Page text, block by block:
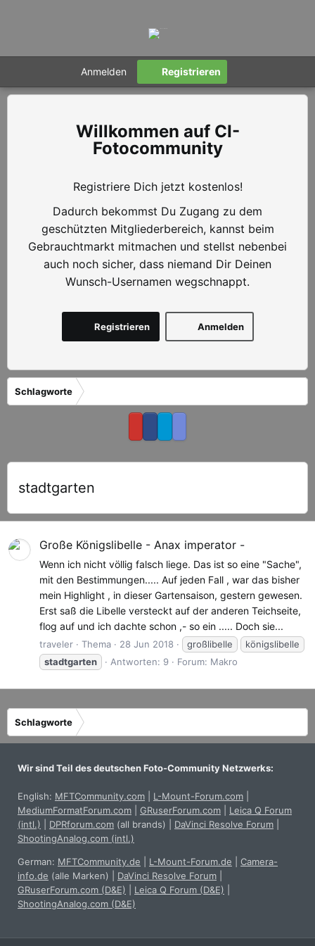
Anmelden Registrieren
CI-
Fotocommunity
Registriere Dich jetzt kostenlos!
Dadurch bekommst Du Zugang zu dem
geschützten Mitgliederbereich, kannst beim
Gebrauchtmarkt mitmachen und stellst nebenbei
auch noch sicher, dass niemand Dir Deinen
Wunsch-Usernamen wegschnappt.
Anmelden
Registrieren
Schlagworte
stadtgarten
Große Königslibelle - Anax imperator -
Wenn ich nicht völlig falsch liege. Das ist so eine "Sache",
mit den Bestimmungen..... Auf jeden Fall , war das bisher
mein Highlight , in dieser Gartensaison, gestern gewesen.
Erst saß die Libelle versteckt auf der anderen Teichseite,
flog auf und ich dachte schon ,- so ein ..... Doch sie...
traveler Thema 28 Jun 2018 großlibelle
königslibelle
stadtgarten
Antworten: 9 Forum: Makro
Schlagworte
Wir sind Teil des deutschen Foto-Community Netzwerks:
English: MFTCommunity.com L-Mount-Forum.com
MediumFormatForum.com
GRuserForum.com
Leica Q Forum
(intl.)
DPRforum.com (all brands) DaVinci Resolve Forum
ShootingAnalog.com (intl.)
German: MFTCommunity.de L-Mount-Forum.de
Camera-
info.de (alle Marken) DaVinci Resolve Forum
GRuserForum.com (D&E)
Leica Q Forum (D&E)
ShootingAnalog.com (D&E)